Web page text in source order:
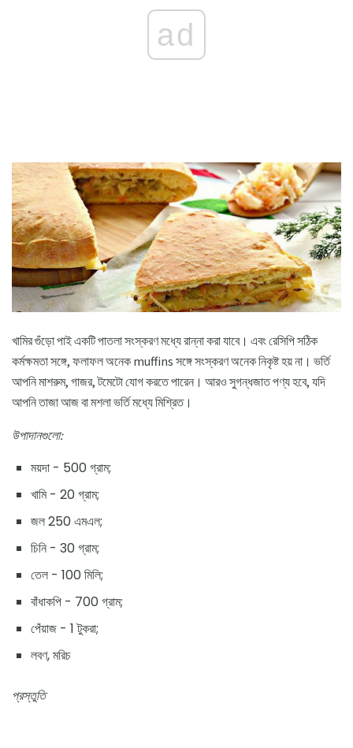
ad
খামির গুঁড়ো পাই একটি পাতলা সংস্করণ মধ্যে রান্না করা যাবে। এবং রেসিপি সঠিক
কর্মক্ষমতা সঙ্গে, ফলাফল অনেক muffins সঙ্গে সংস্করণ অনেক নিকৃষ্ট হয় না। ভর্তি
আপনি মাশরুম, গাজর, টমেটো যোগ করতে পারেন। আরও সুগন্ধজাত পণ্য হবে, যদি
আপনি তাজা আজ বা মশলা ভর্তি মধ্যে মিশ্রিত।
উপাদানগুলো:
ময়দা - 500 গ্রাম;
খামি - 20 গ্রাম;
জল 250 এমএল;
চিনি - 30 গ্রাম;
তেল - 100 মিলি;
বাঁধাকপি - 700 গ্রাম;
পেঁয়াজ - 1 টুকরা;
লবণ, মরিচ
প্রস্তুতি